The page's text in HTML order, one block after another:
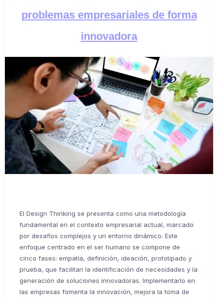
problemas empresariales de forma
innovadora
El Design Thinking se presenta como una metodología
fundamental en el contexto empresarial actual, marcado
por desafíos complejos y un entorno dinámico. Este
enfoque centrado en el ser humano se compone de
cinco fases: empatía, definición, ideación, prototipado y
prueba, que facilitan la identificación de necesidades y la
generación de soluciones innovadoras. Implementarlo en
las empresas fomenta la innovación, mejora la toma de